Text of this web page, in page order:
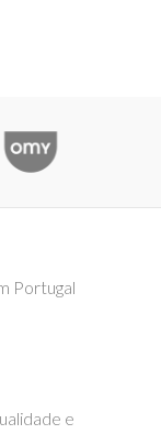
Portugal
e